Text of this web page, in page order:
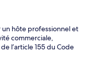
hôte professionnel et
commerciale,
l’article 155 du Code